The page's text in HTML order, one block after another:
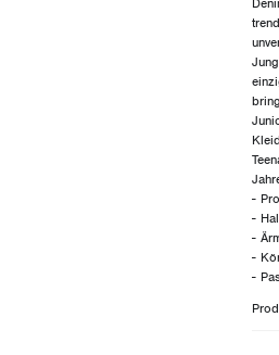
-
-
-
-